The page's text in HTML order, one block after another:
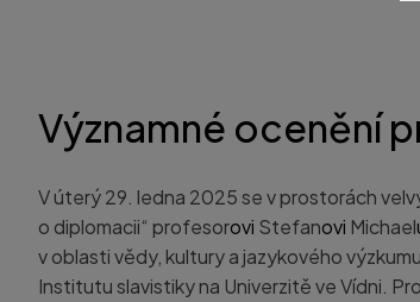
Významné ocenění
V úterý 29. ledna 2025 se v prostorách
o diplomacii“ profesorovi Stefanovi Michael
v oblasti vědy, kultury a jazykového
Institutu slavistiky na Univerzitě ve Vídni.